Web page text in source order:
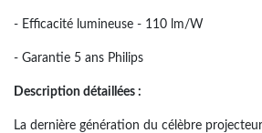
- Efficacité lumineuse - 110 lm/W
- Garantie 5 ans Philips
Description détaillées :
La dernière génération du célèbre